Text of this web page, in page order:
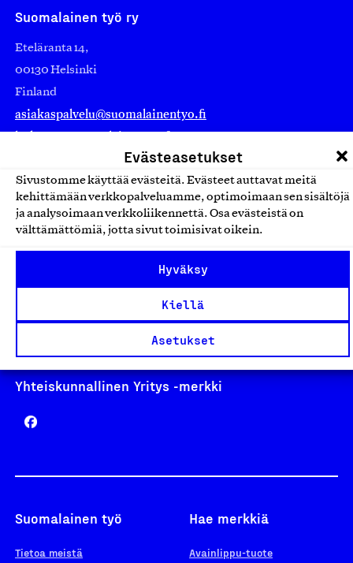
Evästeasetukset
Sivustomme käyttää evästeitä. Evästeet auttavat meitä
kehittämään verkkopalveluamme, optimoimaan sen sisältöjä
ja analysoimaan verkkoliikennettä. Osa evästeistä on
välttämättömiä, jotta sivut toimisivat oikein.
Hyväksy
Kiellä
Asetukset
Suomalainen työ ry
Eteläranta 14,
00130 Helsinki
Finland
asiakaspalvelu@suomalainentyo.fi
laskutus@suomalainentyo.fi
Avainlippu
Yhteiskunnallinen Yritys -merkki
Suomalainen työ
Tietoa meistä
Hae merkkiä
Avainlippu-tuote